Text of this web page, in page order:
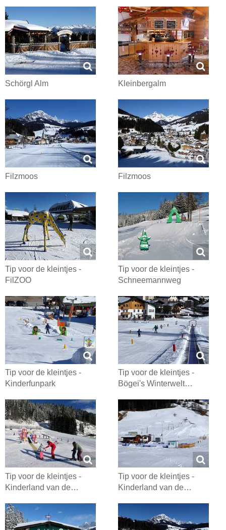
Schörgl Alm Kleinbergalm
Filzmoos Filzmoos
Tip voor de kleintjes -
FilZOO
Tip voor de kleintjes -
Schneemannweg
Tip voor de kleintjes -
Kinderfunpark
Tip voor de kleintjes -
Bögei's Winterwelt…
Tip voor de kleintjes -
Kinderland van de…
Tip voor de kleintjes -
Kinderland van de…